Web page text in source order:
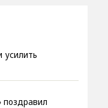
усилить
поздравил